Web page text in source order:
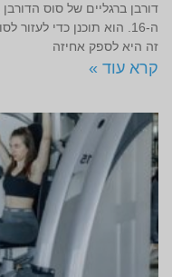
דורבן ברגליים של סוס
ה-16. הוא תוכנן כדי
זה היא לספק אחיזה
קרא עוד »